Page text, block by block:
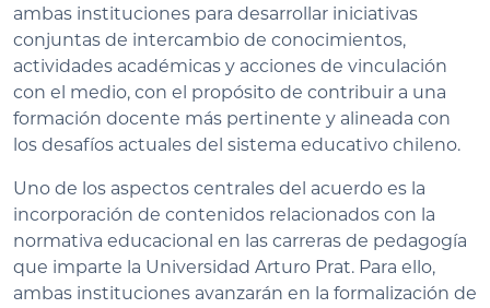
ambas instituciones para desarrollar iniciativas
conjuntas de intercambio de conocimientos,
actividades académicas y acciones de vinculación
con el medio, con el propósito de contribuir a una
formación docente más pertinente y alineada con
los desafíos actuales del sistema educativo chileno.
Uno de los aspectos centrales del acuerdo es la
incorporación de contenidos relacionados con la
normativa educacional en las carreras de pedagogía
que imparte la Universidad Arturo Prat. Para ello,
ambas instituciones avanzarán en la formalización de